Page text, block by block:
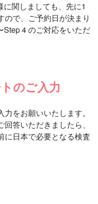
関しましても、先に1
ので、ご予約日が決まり
Step 4 のご対応をいただ
のご入力
をお願いいたします。
答いただきましたら、
に日本で必要となる検査